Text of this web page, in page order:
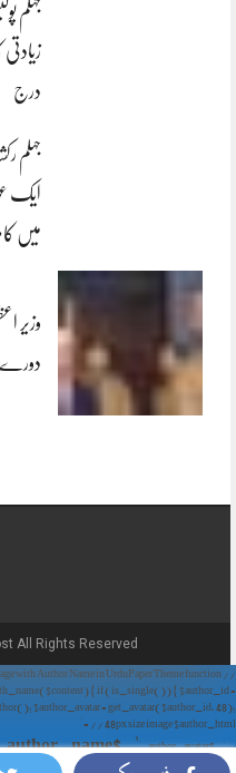
زیادتی
درج
جہلم
ایک
میں
وزیر
دورے
All Rights Reserved.
with Author Name in UrduPaper Theme function
{ if (is_single()) { $author_id =
$author_avatar = get_avatar($author_id, 48);
// 48px size image $author_html = '
' . $author_avatar . '
' . $author_name . '